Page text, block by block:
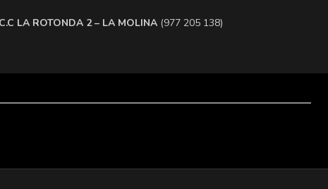
​C.C LA ROTONDA 2 – LA MOLINA (977 205 138)